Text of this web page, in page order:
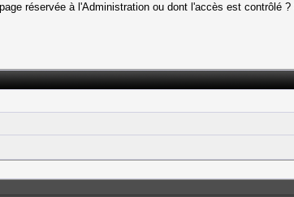
réservée à l'Administration ou dont l'accès est contrôlé